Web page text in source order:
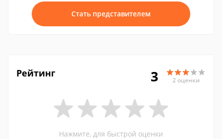
Стать представителем
Рейтинг 3 2 оценки
Нажмите, для быстрой оценки